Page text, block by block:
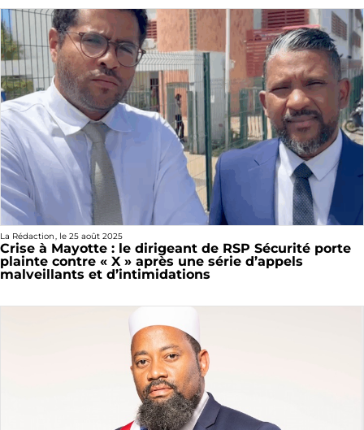
La Rédaction, le 25 août 2025
Crise à Mayotte : le dirigeant de RSP Sécurité porte
plainte contre « X » après une série d’appels
malveillants et d’intimidations